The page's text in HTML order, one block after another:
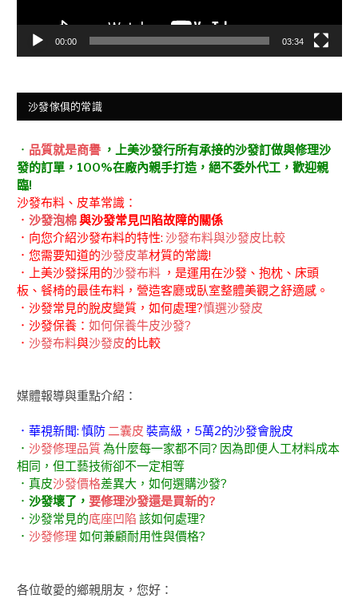
00:00 03:34
沙發傢俱的常識
． 品質就是商譽 ，上美沙發行所有承接的沙發訂做與修理沙
發的訂單，100%在廠內親手打造，絕不委外代工，歡迎親
臨!
沙發布料、皮革常識：
． 沙發泡棉與沙發常見凹陷故障的關係
．向您介紹沙發布料的特性: 沙發布料與沙發皮比較
．您需要知道的沙發皮革材質的常識!
．上美沙發採用的沙發布料 ，是運用在沙發、抱枕、床頭
板、餐椅的最佳布料，營造客廳或臥室整體美觀之舒適感。
．沙發常見的脫皮變質，如何處理?慎選沙發皮
．沙發保養： 如何保養牛皮沙發?
． 沙發布料與沙發皮的比較
媒體報導與重點介紹：
．華視新聞: 慎防 二囊皮 裝高級，5萬2的沙發會脫皮
． 沙發修理品質為什麼每一家都不同? 因為即便人工材料成本
相同，但工藝技術卻不一定相等
．真皮沙發價格差異大，如何選購沙發?
． 沙發壞了， 要修理沙發還是買新的?
．沙發常見的底座凹陷 該如何處理?
． 沙發修理 如何兼顧耐用性與價格?
各位敬愛的鄉親朋友，您好：